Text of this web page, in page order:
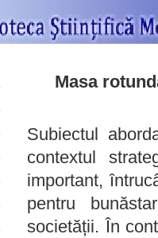
Masa
Subiectul
contextul
important,
pentru
societății. În